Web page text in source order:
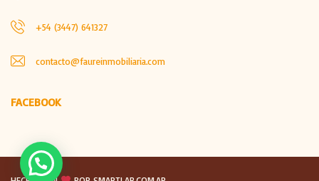
+54 (3447) 641327
contacto@faureinmobiliaria.com
FACEBOOK